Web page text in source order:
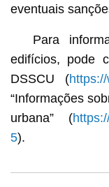
eventuais
Para
edifícios, pode
DSSCU (
“Informações
urbana” (
5).